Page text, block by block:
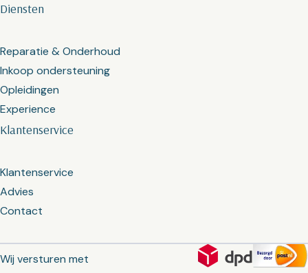
Klantenservice
Klantenservice
Advies
Contact
Diensten
Reparatie & Onderhoud
Inkoop ondersteuning
Opleidingen
Experience
Wij versturen met